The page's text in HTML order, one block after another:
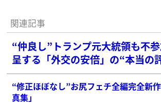
関連記事
“仲良し”トランプ元大統領も不
呈する「外交の安倍」の“本当の
“修正ほぼなし”お尻フェチ全編完全新
真集」